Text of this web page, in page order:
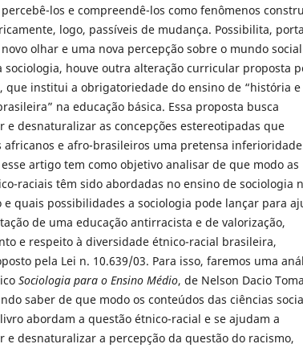
los e compreendê-los como fenômenos
logo, passíveis de mudança. Possibilita,
olhar e uma nova percepção sobre o mundo
sociologia, houve outra alteração curricular proposta
que institui a obrigatoriedade do ensino de “história e
na educação básica. Essa proposta busca
e desnaturalizar as concepções estereotipadas que
africanos e afro-brasileiros uma pretensa
artigo tem como objetivo analisar de que modo as
raciais têm sido abordadas no ensino de sociologia
e quais possibilidades a sociologia pode lançar para
de uma educação antirracista e de valorização,
e respeito à diversidade étnico-racial brasileira,
pela Lei n. 10.639/03. Para isso, faremos uma
Sociologia para o Ensino Médio, de Nelson Dacio
saber de que modo os conteúdos das ciências
abordam a questão étnico-racial e se ajudam a
e desnaturalizar a percepção da questão do racismo,